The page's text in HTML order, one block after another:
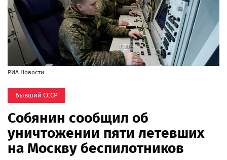
нас
РИА Новости
Бывший СССР
Собянин сообщил об
уничтожении пяти летевших
на Москву беспилотников